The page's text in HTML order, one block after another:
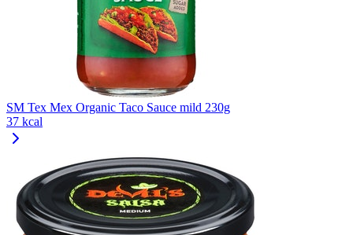
SM Tex Mex Organic Taco Sauce mild 230g
37 kcal